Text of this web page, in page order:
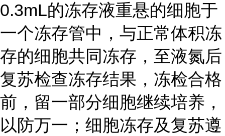
0.3mL的冻存液重悬的细胞于
一个冻存管中，与正常体积冻
存的细胞共同冻存，至液氮后
复苏检查冻存结果，冻检合格
前，留一部分细胞继续培养，
以防万一；细胞冻存及复苏遵